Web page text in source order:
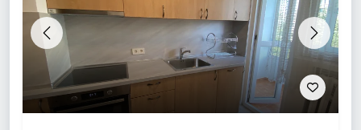
Previous Next